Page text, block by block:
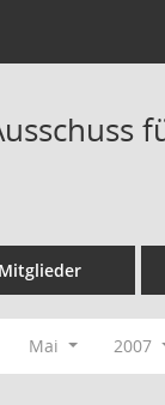
Mitglieder
Mai 2007